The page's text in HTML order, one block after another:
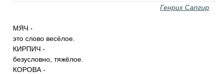
Генрих Сапгир
МЯЧ -
это слово весёлое.
КИРПИЧ -
безусловно, тяжёлое.
КОРОВА -